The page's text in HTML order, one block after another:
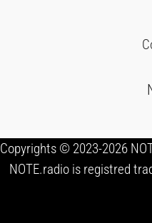
Copyrights © 2023-2026
NOTE.radio is registred